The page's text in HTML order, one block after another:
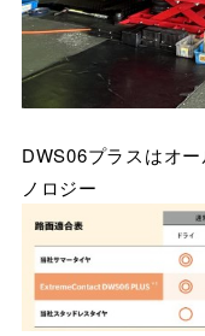
DWS06プラスはオ
ノロジー